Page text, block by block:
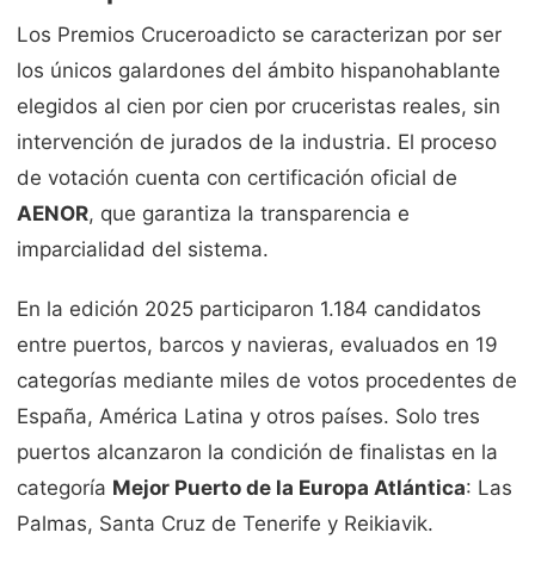
Los Premios Cruceroadicto se caracterizan por ser
los únicos galardones del ámbito hispanohablante
elegidos al cien por cien por cruceristas reales, sin
intervención de jurados de la industria. El proceso
de votación cuenta con certificación oficial de
AENOR, que garantiza la transparencia e
imparcialidad del sistema.
En la edición 2025 participaron 1.184 candidatos
entre puertos, barcos y navieras, evaluados en 19
categorías mediante miles de votos procedentes de
España, América Latina y otros países. Solo tres
puertos alcanzaron la condición de finalistas en la
categoría Mejor Puerto de la Europa Atlántica: Las
Palmas, Santa Cruz de Tenerife y Reikiavik.